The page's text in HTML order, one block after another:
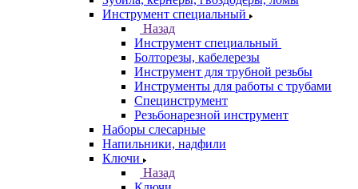
Инструмент специальный
Назад
Инструмент специальный
Болторезы, кабелерезы
Инструмент для трубной резьбы
Инструменты для работы с трубами
Специнструмент
Резьбонарезной инструмент
Наборы слесарные
Напильники, надфили
Ключи
Назад